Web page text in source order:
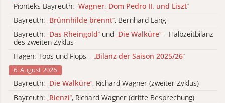
Pionteks Bayreuth: „Wagner, Dom Pedro II. und Liszt“
Bayreuth: „Brünnhilde brennt“, Bernhard Lang
Bayreuth: „Das Rheingold“ und „Die Walküre“ – Halbzeitbilanz
des zweiten Zyklus
Hagen: Tops und Flops – „Bilanz der Saison 2025/26“
6. August 2026
Bayreuth: „Die Walküre“, Richard Wagner (zweiter Zyklus)
Bayreuth: „Rienzi“, Richard Wagner (dritte Besprechung)